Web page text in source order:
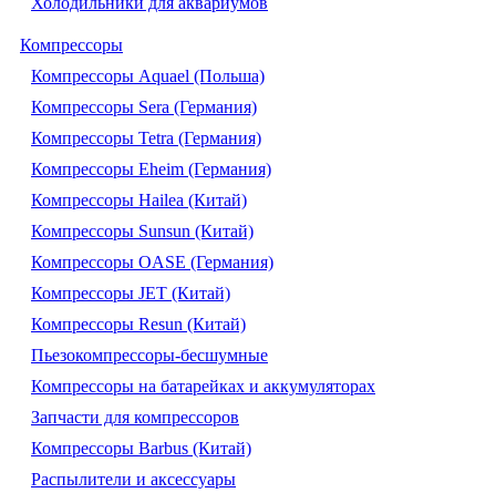
Компрессоры
Компрессоры Aquael (Польша)
Компрессоры Sera (Германия)
Компрессоры Tetra (Германия)
Компрессоры Eheim (Германия)
Компрессоры Hailea (Китай)
Компрессоры Sunsun (Китай)
Компрессоры OASE (Германия)
Компрессоры JET (Китай)
Компрессоры Resun (Китай)
Пьезокомпрессоры-бесшумные
Компрессоры на батарейках и аккумуляторах
Запчасти для компрессоров
Компрессоры Barbus (Китай)
Распылители и аксессуары